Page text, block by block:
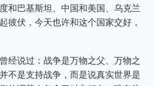
和巴基斯坦、中国和美国、乌克兰
彼伏，今天也许和这个国家交好，
经说过：战争是万物之父、万物之
不是支持战争，而是说真实世界是